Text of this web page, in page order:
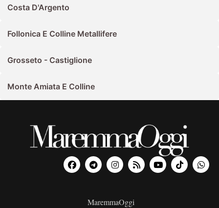
Costa D'Argento
Follonica E Colline Metallifere
Grosseto - Castiglione
Monte Amiata E Colline
MaremmaOggi